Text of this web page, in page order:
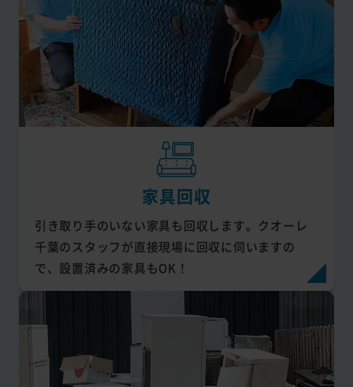
家具回収
引き取り手のいない家具も回収します。クオーレ
千葉のスタッフが直接現場に回収に伺いますの
で、設置済みの家具もOK！